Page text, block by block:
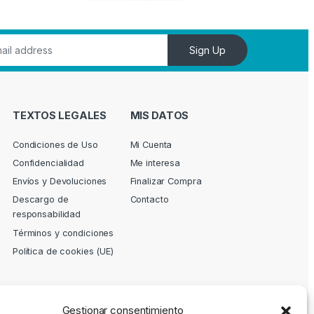
Gestionar consentimiento
Sign Up
TEXTOS LEGALES
Condiciones de Uso
Confidencialidad
Envíos y Devoluciones
Descargo de
responsabilidad
Términos y condiciones
Política de cookies (UE)
MIS DATOS
Mi Cuenta
Me interesa
Finalizar Compra
Contacto